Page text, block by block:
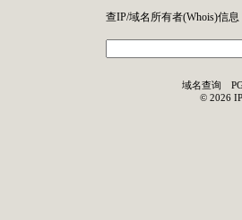
查IP/域名所有者(Whois)信息
域名查询
© 2026